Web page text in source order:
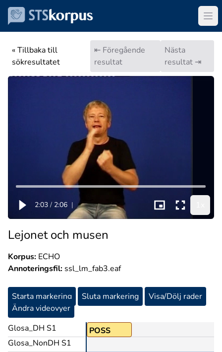
« Tillbaka till
sökresultatet
⇤ Föregående
resultat
Nästa
resultat ⇥
2:03 / 2:06 |
Lejonet och musen
Korpus: ECHO
Annoteringsfil: ssl_lm_fab3.eaf
Starta markering Sluta markering
Visa/Dölj rader
Ändra videovyer
Glosa_DH S1
Glosa_NonDH S1
POSS